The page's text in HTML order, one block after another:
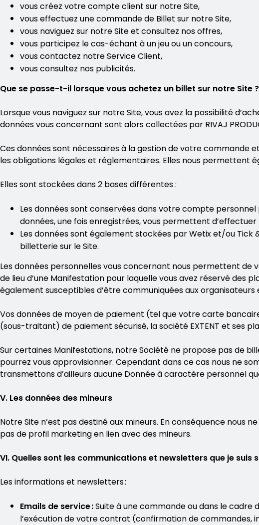
vous créez votre compte client sur notre Site,
vous effectuez une commande de Billet sur notre Site,
vous naviguez sur notre Site et consultez nos offres,
vous participez le cas-échant à un jeu ou un concours,
vous contactez notre Service Client,
vous consultez nos publicités.
Que se passe-t-il lorsque vous achetez un billet sur notre Site ?
Lorsque vous naviguez sur notre Site, vous avez la possibilité
données vous concernant sont alors collectées par RIVAJ
Ces données sont nécessaires à la gestion de votre commande
les obligations légales et réglementaires. Elles nous permettent
Elles sont stockées dans 2 bases différentes :
Les données sont conservées dans votre compte
données, une fois enregistrées, vous permettent
Les données sont également stockées par Wetix et/ou
billetterie sur le Site.
Les données personnelles vous concernant nous permettent de
de lieu d’une Manifestation pour laquelle vous avez réservé des
également susceptibles d’être communiquées aux
Vos données de moyen de paiement (tel que votre carte
(sous-traitant) de paiement sécurisé, la société EXTENT et ses
Sur certaines Manifestations, notre Société ne propose pas de
pourrez vous approvisionner. Cependant dans ce cas nous ne
transmettons d’ailleurs aucune Donnée à caractère personnel
V. Les données des mineurs
Notre Site n’est pas destiné aux mineurs. En conséquence
pas de profil marketing en lien avec des mineurs.
VI. Quelles sont les communications et newsletters que je suis
Les informations et newsletters :
Emails de service :Suite à une commande ou dans le cadre
l’exécution de votre contrat (confirmation de commandes,